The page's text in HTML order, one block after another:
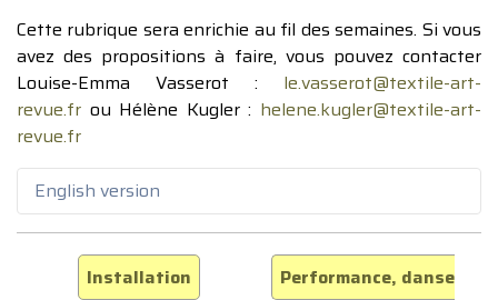
Cette rubrique sera enrichie au fil des semaines. Si vous
avez des propositions à faire, vous pouvez contacter
Louise-Emma Vasserot : le.vasserot@textile-art-
revue.fr ou Hélène Kugler : helene.kugler@textile-art-
revue.fr
English version
Installation
Performance, danse